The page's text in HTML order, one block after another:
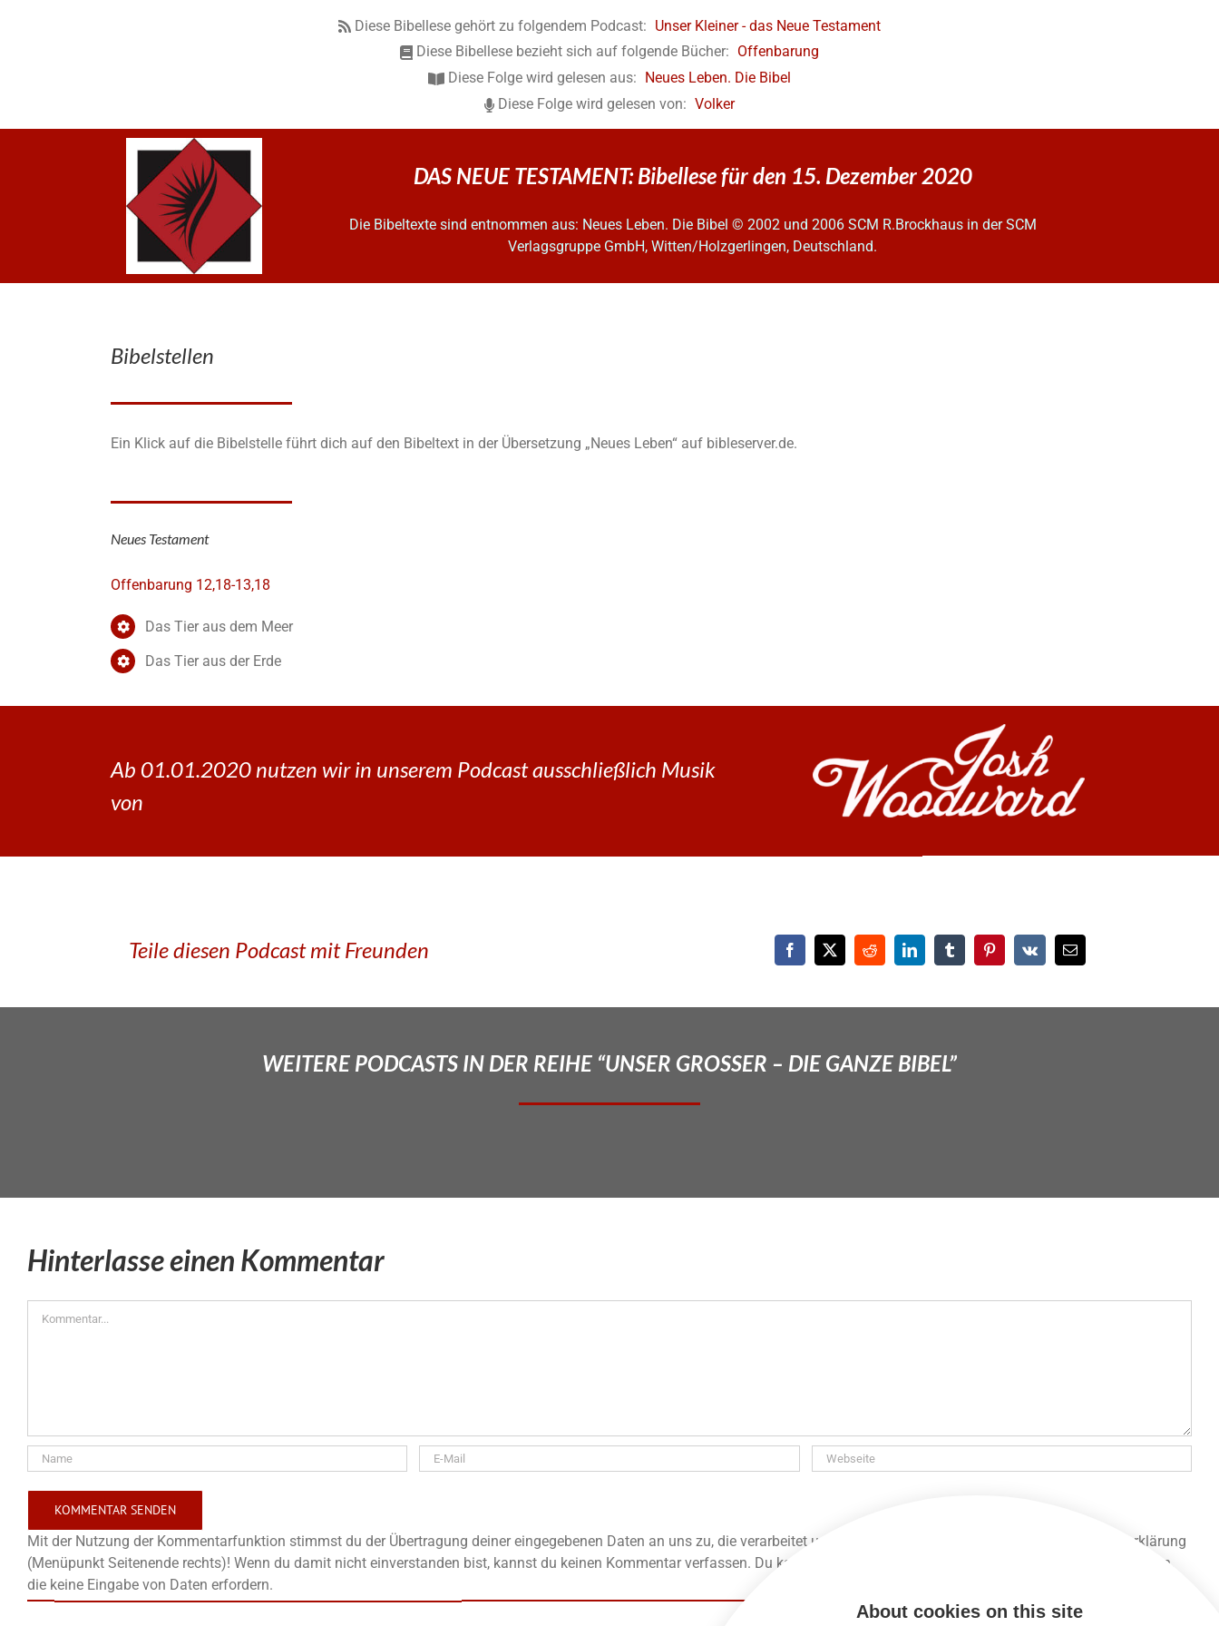
Diese Bibellese gehört zu folgendem Podcast: Unser Kleiner - das Neue Testament
Diese Bibellese bezieht sich auf folgende Bücher: Offenbarung
Diese Folge wird gelesen aus:
Neues Leben. Die Bibel
Diese Folge wird gelesen von: Volker
DAS NEUE TESTAMENT: Bibellese für den 15. Dezember 2020
Die Bibeltexte sind entnommen aus: Neues Leben. Die Bibel © 2002 und 2006 SCM R.Brockhaus in der SCM
Verlagsgruppe GmbH, Witten/Holzgerlingen, Deutschland.
Bibelstellen
Ein Klick auf die Bibelstelle führt dich auf den Bibeltext in der Übersetzung „Neues Leben“ auf bibleserver.de.
Neues Testament
Offenbarung 12,18-13,18
Das Tier aus dem Meer
Das Tier aus der Erde
Ab 01.01.2020 nutzen wir in unserem Podcast ausschließlich Musik
von
Teile diesen Podcast mit Freunden
WEITERE PODCASTS IN DER REIHE “UNSER GROSSER – DIE GANZE BIBEL”
Hinterlasse einen Kommentar
Mit der Nutzung der Kommentarfunktion stimmst du der Übertragung deiner eingegebenen Daten an uns zu, die verarbeitet und gespeichert werden. Lies unsere Datenschutzerklärung
(Menüpunkt Seitenende rechts)! Wenn du damit nicht einverstanden bist, kannst du keinen Kommentar verfassen. Du kannst unsere Seite lesen und alle anderen Funktionen nutzen,
die keine Eingabe von Daten erfordern.
About cookies on this site